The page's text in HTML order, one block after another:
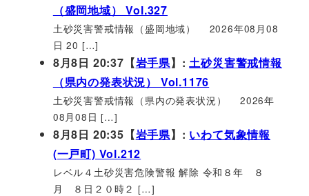
（盛岡地域） Vol.327
土砂災害警戒情報（盛岡地域） 2026年08月08
日 20 […]
8月8日 20:37【岩手県】:土砂災害警戒情報
（県内の発表状況） Vol.1176
土砂災害警戒情報（県内の発表状況） 2026年
08月08日 […]
8月8日 20:35【岩手県】: いわて気象情報
(一戸町) Vol.212
レベル４土砂災害危険警報 解除 令和８年 ８
月 ８日２０時２ […]